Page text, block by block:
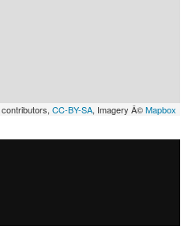
contributors, CC-BY-SA, Imagery Â©Mapbox